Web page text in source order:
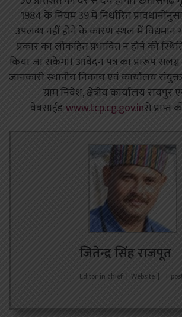
1984 के नियम 39 में निर्धारित
उपलब्ध नहीं होने के कारण स्थल में विद्यमान
प्रकार का लोकहित प्रभावित न होने की
किया जा सकेगा। आवेदन पत्र का प्रारूप संलग्न
जानकारी स्थानीय निकाय एवं कार्यालय
ग्राम निवेश, क्षेत्रीय कार्यालय रायपुर
वेबसाईडwww.tcp.cg.gov.inसे प्राप्त
जितेन्द्र सिंह राजपूत
Editor in chief | Website | +